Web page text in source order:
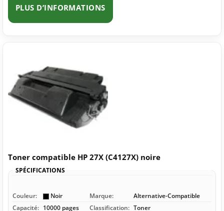
PLUS D’INFORMATIONS
Toner compatible HP 27X (C4127X) noire
SPÉCIFICATIONS
Couleur: Noir Marque:
Alternative-Compatible
Capacité: 10000 pages Classification: Toner